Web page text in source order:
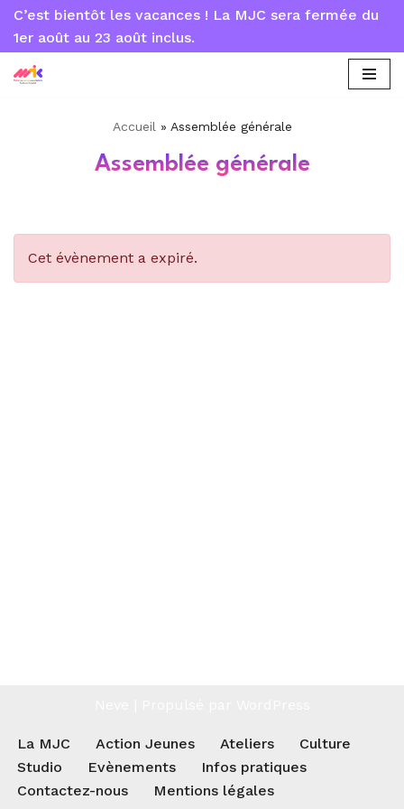
Aller
au
C’est bientôt les vacances ! La MJC sera fermée du
1er août au 23 août inclus.
Accueil » Assemblée générale
Assemblée générale
Cet évènement a expiré.
La MJC Action Jeunes Ateliers
Culture
Studio
Evènements
Infos pratiques
Contactez-nous
Mentions légales